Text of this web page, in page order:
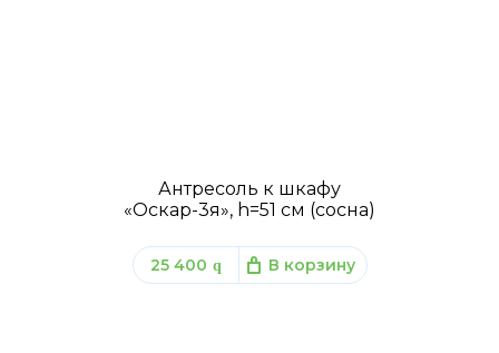
Антресоль к шкафу
«Оскар-3я», h=51 см (сосна)
25 400 q В корзину